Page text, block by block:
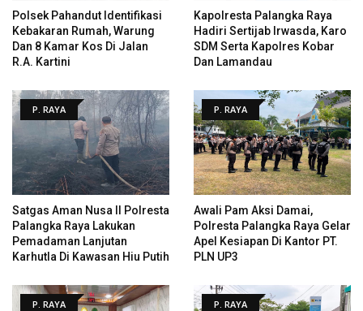
Polsek Pahandut Identifikasi
Kebakaran Rumah, Warung
Dan 8 Kamar Kos Di Jalan
R.A. Kartini
Kapolresta Palangka Raya
Hadiri Sertijab Irwasda, Karo
SDM Serta Kapolres Kobar
Dan Lamandau
P. RAYA
Satgas Aman Nusa II Polresta
Palangka Raya Lakukan
Pemadaman Lanjutan
Karhutla Di Kawasan Hiu Putih
P. RAYA
Awali Pam Aksi Damai,
Polresta Palangka Raya Gelar
Apel Kesiapan Di Kantor PT.
PLN UP3
P. RAYA P. RAYA